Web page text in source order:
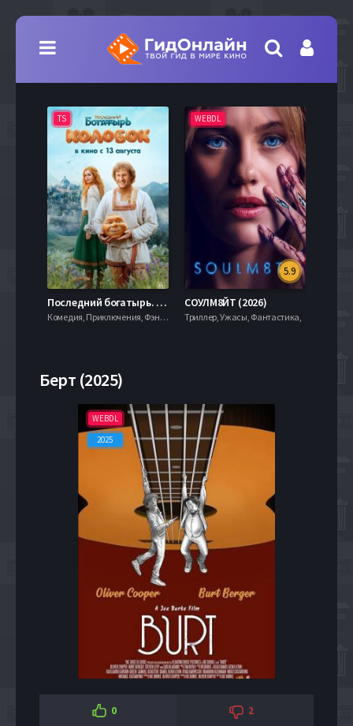
TS
Последний богатырь. Колобок (2026)
Комедия, Приключения, Фэнтези,
WEBDL
5.9
СОУЛМ8ЙТ (2026)
Триллер, Ужасы, Фантастика,
Берт (2025)
WEBDL
2025
0 2